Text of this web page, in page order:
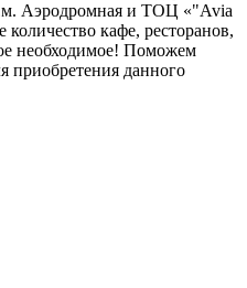
Аэродромная и ТОЦ «"Avia
кафе, ресторанов,
необходимое! Поможем
приобретения данного